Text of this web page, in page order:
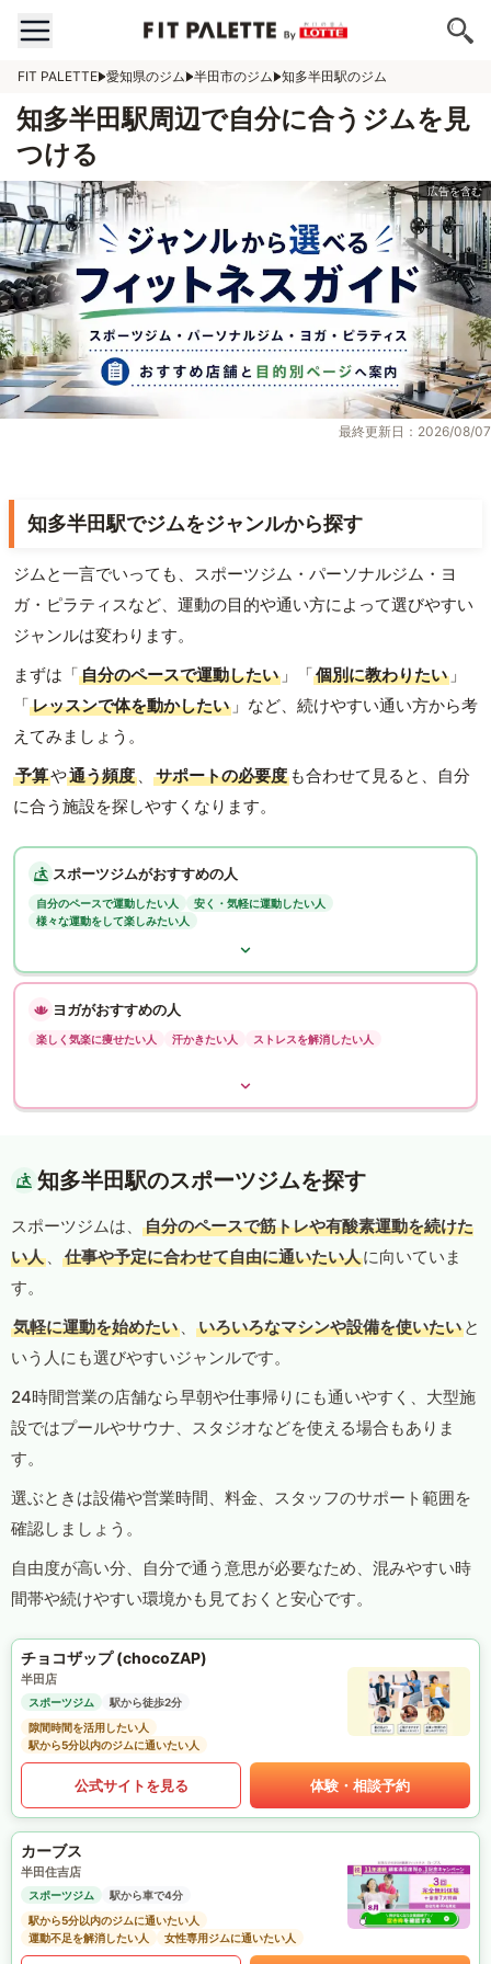
FIT PALETTE 愛知県のジム 半田市のジム 知多半田駅のジム
知多半田駅周辺で自分に合うジムを見
つける
最終更新日：2026/08/07
知多半田駅でジムをジャンルから探す
ジムと一言でいっても、スポーツジム・パーソナルジム・ヨ
ガ・ピラティスなど、運動の目的や通い方によって選びやすい
ジャンルは変わります。
まずは「自分のペースで運動したい 」「個別に教わりたい 」
「レッスンで体を動かしたい 」など、続けやすい通い方から考
えてみましょう。
予算や通う頻度 、 サポートの必要度 も合わせて見ると、自分
に合う施設を探しやすくなります。
スポーツジムがおすすめの人
自分のペースで運動したい人
安く・気軽に運動したい人
様々な運動をして楽しみたい人
ヨガがおすすめの人
楽しく気楽に痩せたい人 汗かきたい人 ストレスを解消したい人
知多半田駅のスポーツジムを探す
スポーツジムは、
自分のペースで筋トレや有酸素運動を続けた
い人 、 仕事や予定に合わせて自由に通いたい人に向いていま
す。
気軽に運動を始めたい 、 いろいろなマシンや設備を使いたい と
いう人にも選びやすいジャンルです。
24時間営業の店舗なら早朝や仕事帰りにも通いやすく、大型施
設ではプールやサウナ、スタジオなどを使える場合もありま
す。
選ぶときは設備や営業時間、料金、スタッフのサポート範囲を
確認しましょう。
自由度が高い分、自分で通う意思が必要なため、混みやすい時
間帯や続けやすい環境かも見ておくと安心です。
チョコザップ (chocoZAP)
半田店
スポーツジム
駅から徒歩2分
隙間時間を活用したい人
駅から5分以内のジムに通いたい人
公式サイトを見る 体験・相談予約
カーブス
半田住吉店
スポーツジム
駅から車で4分
駅から5分以内のジムに通いたい人
運動不足を解消したい人
女性専用ジムに通いたい人